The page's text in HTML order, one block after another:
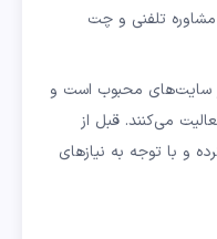
مشاوره تلفنی و چت
سایت‌های محبوب است و
می‌کنند. قبل از
و با توجه به نیازهای